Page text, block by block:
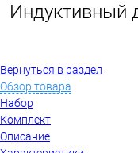
Индуктивный
Вернуться в раздел
Обзор товара
Набор
Комплект
Описание